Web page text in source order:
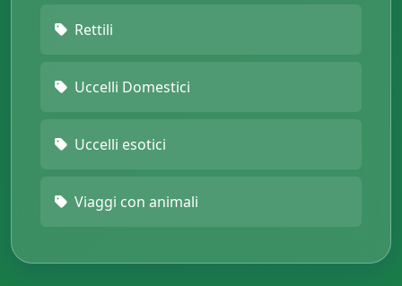
Rettili
Uccelli Domestici
Uccelli esotici
Viaggi con animali